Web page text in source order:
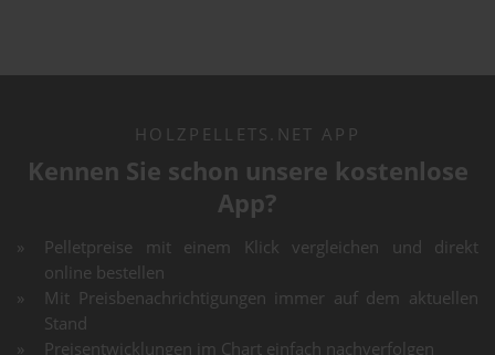
HOLZPELLETS.NET APP
Kennen Sie schon unsere kostenlose
App?
Pelletpreise mit einem Klick vergleichen und direkt
online bestellen
Mit Preisbenachrichtigungen immer auf dem aktuellen
Stand
Preisentwicklungen im Chart einfach nachverfolgen